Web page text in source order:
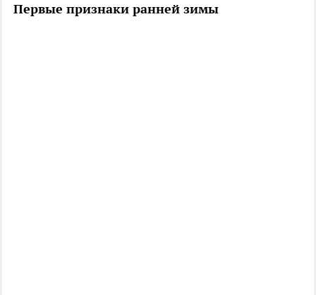
Первые признаки ранней зимы